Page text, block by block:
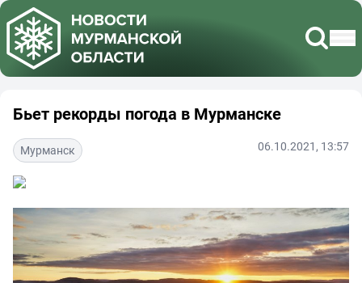
Бьет рекорды погода в Мурманске
Мурманск 06.10.2021, 13:57